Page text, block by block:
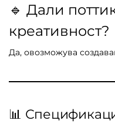
🔹 Дали
креативност?
Да, овозможува
📊